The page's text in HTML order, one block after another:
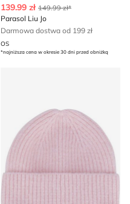
139.99 zł 149.99 zł*
Parasol Liu Jo
Darmowa dostwa od 199 zł
OS
*najniższa cena w okresie 30 dni przed obniżką